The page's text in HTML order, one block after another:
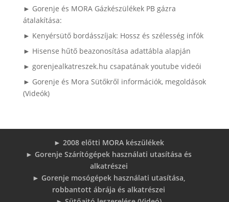
► Gorenje és MORA Gázkészülékek PB gázra
átalakítása:
► Kenyérsütő bordásszíjak: Hossz és szélesség infók
► Hisense hűtő beazonosítása adattábla alapján
► gorenjealkatreszek.hu csapatának youtube videói
► Gorenje és Mora Sütőkről információk, megoldások
(Videók)
► 2008 előtti MORA készülékek
► Gorenje Szárítógépek használati utasítása és
alkatrészei
► Gorenje mosógépek használati utasítása,
robbantott ábrája és alkatrészei